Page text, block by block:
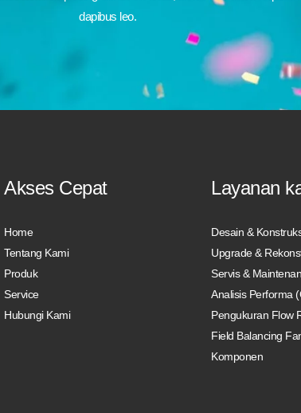
dapibus leo.
Akses Cepat
Home
Tentang Kami
Produk
Service
Hubungi Kami
Layanan
Desain &
Upgrade &
Servis &
Analisis Performa
Pengukuran Flow
Field Balancing
Komponen